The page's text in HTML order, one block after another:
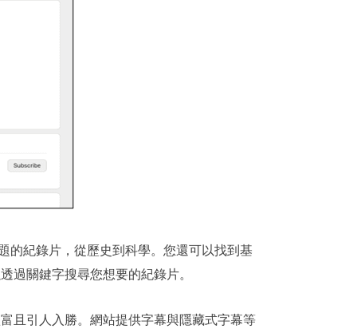
的紀錄片，從歷史到科學。您還可以找到基
過關鍵字搜尋您想要的紀錄片。
且引人入勝。網站提供字幕與隱藏式字幕等